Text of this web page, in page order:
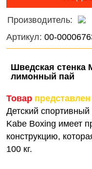
Производитель:
Артикул:00-
Шведская стенка
лимонный пай
Товар представлен
Детский
Kabe Boxing имеет
конструкцию,
100 кг.